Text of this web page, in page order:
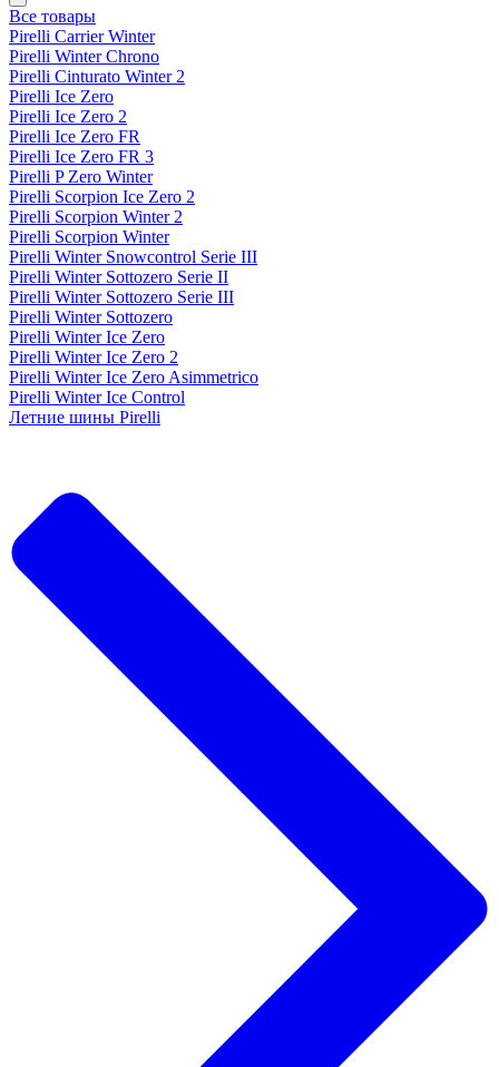
Все товары
Pirelli Carrier Winter
Pirelli Winter Chrono
Pirelli Cinturato Winter 2
Pirelli Ice Zero
Pirelli Ice Zero 2
Pirelli Ice Zero FR
Pirelli Ice Zero FR 3
Pirelli P Zero Winter
Pirelli Scorpion Ice Zero 2
Pirelli Scorpion Winter 2
Pirelli Scorpion Winter
Pirelli Winter Snowcontrol Serie III
Pirelli Winter Sottozero Serie II
Pirelli Winter Sottozero Serie III
Pirelli Winter Sottozero
Pirelli Winter Ice Zero
Pirelli Winter Ice Zero 2
Pirelli Winter Ice Zero Asimmetrico
Pirelli Winter Ice Control
Летние шины Pirelli